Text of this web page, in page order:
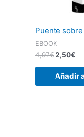
Puente
EBOOK
4,97€2,50€
Añadir